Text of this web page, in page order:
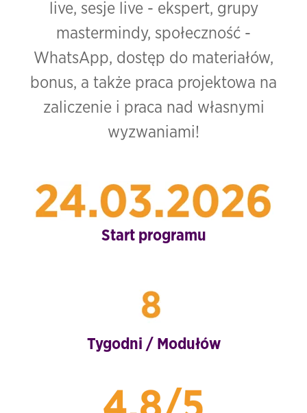
live, sesje live - ekspert, grupy
mastermindy, społeczność -
WhatsApp, dostęp do materiałów,
bonus, a także praca projektowa na
zaliczenie i praca nad własnymi
wyzwaniami!
Start programu
Tygodni / Modułów